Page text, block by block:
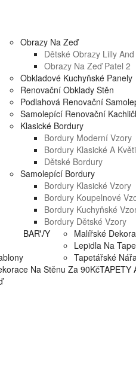
Obrazy Na Zeď
Dětské Obrazy Lilly
Obrazy Na Zeď Patel 2
Obkladové Kuchyňské Panely
Renovační Obklady Stěn
Podlahová Renovační
Samolepící Renovační
Klasické Bordury
Bordury Moderní Vzory
Bordury Klasické A
Dětské Bordury
Samolepící Bordury
Bordury Klasické Vzory
Bordury Koupelnové
Bordury Kuchyňské
Bordury Dětské Vzory
BARVY
Malířské
Lepidla Na
Tapetářské
TAPETY
Na Stěnu Za 90Kč